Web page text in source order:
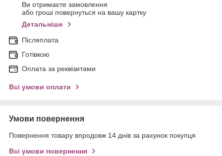
Ви отримаєте замовлення
або гроші повернуться на вашу картку
Детальніше
Післяплата
Готівкою
Оплата за реквізитами
Всі умови оплати
Умови повернення
Повернення товару впродовж 14 днів за рахунок покупця
Всі умови повернення